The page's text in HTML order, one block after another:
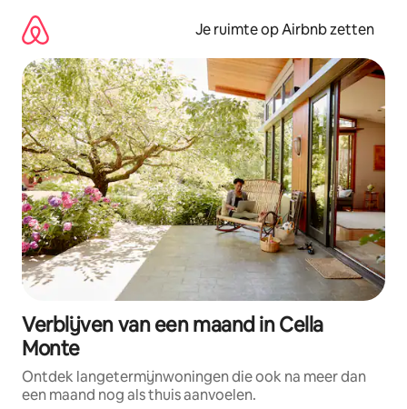
direct
naar
inhoud
Je ruimte op Airbnb zetten
Verblijven van een maand in Cella
Monte
Ontdek langetermijnwoningen die ook na meer dan
een maand nog als thuis aanvoelen.